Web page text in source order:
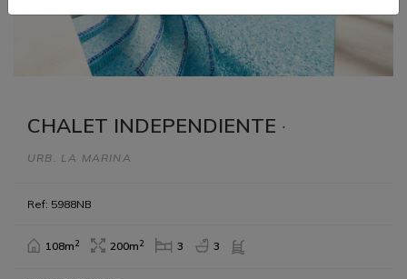
CHALET INDEPENDIENTE ·
URB. LA MARINA
Ref: 5988NB
108m2 200m2 3 3